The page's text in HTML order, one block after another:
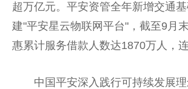
超万亿元。 平安资管全年新增交通
建"平安星云物联网 平台"，截至9月
惠累计服务借款人数达1870万人，
中国平安深入践行可持续发展理